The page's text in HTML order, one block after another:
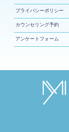
プライバシーポリシー
カウンセリング予約
アンケートフォーム